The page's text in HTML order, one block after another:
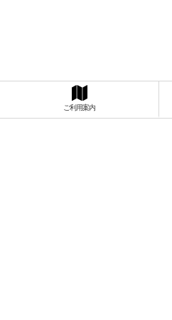
ご利用案内